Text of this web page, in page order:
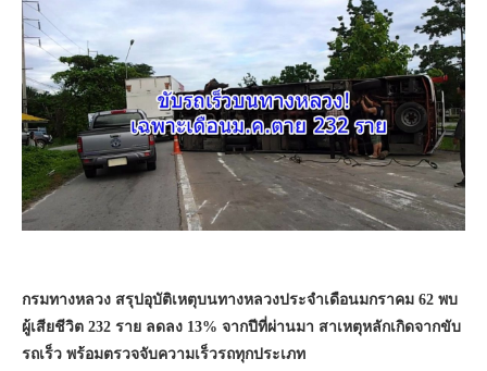
กรมทางหลวง สรุปอุบัติเหตุบนทางหลวงประจำเดือนมกราคม 62 พบ
ผู้เสียชีวิต 232 ราย ลดลง 13% จากปีที่ผ่านมา สาเหตุหลักเกิดจากขับ
รถเร็ว พร้อมตรวจจับความเร็วรถทุกประเภท